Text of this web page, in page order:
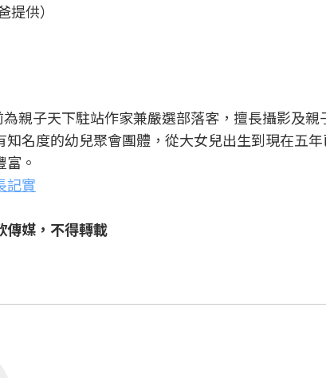
供）
親子天下駐站作家兼嚴選部落客，擅長攝影及
知名度的幼兒聚會團體，從大女兒出生到現在五
。
記實
傳媒，不得轉載